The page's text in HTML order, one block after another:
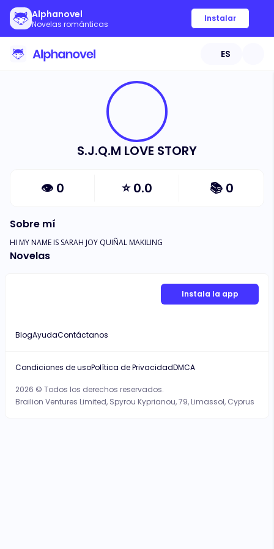
Alphanovel
Novelas románticas
Instalar
ES
S.J.Q.M LOVE STORY
👁 0 ⭐0.0 📚 0
Sobre mí
HI MY NAME IS SARAH JOY QUIÑAL MAKILING
Novelas
Instala la app
BlogAyudaContáctanos
2026 © Todos los derechos reservados.
Brailion Ventures Limited, Spyrou Kyprianou, 79, Limassol, Cyprus
Condiciones de usoPolítica de PrivacidadDMCA